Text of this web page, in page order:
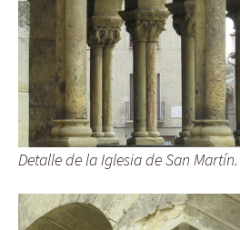
Detalle de la Iglesia de San Martín.